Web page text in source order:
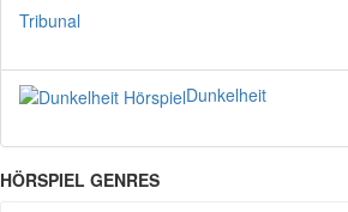
Tribunal
Dunkelheit
HÖRSPIEL GENRES